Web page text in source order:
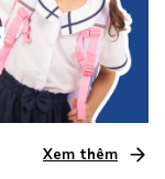
Xem thêm